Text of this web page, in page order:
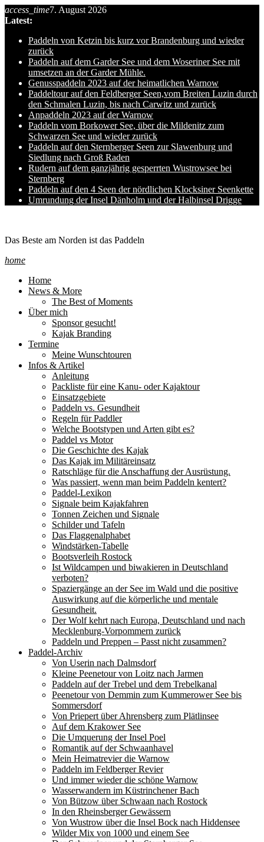
Skip
to
content
access_time7. August 2026
Latest:
Paddeln von Ketzin bis kurz vor Brandenburg und wieder
zurück
Paddeln auf dem Garder See und dem Woseriner See mit
umsetzen an der Garder Mühle.
Genusspaddeln 2023 auf der heimatlichen Warnow
Paddeltour auf den Feldberger Seen,vom Breiten Luzin durch
den Schmalen Luzin, bis nach Carwitz und zurück
Anpaddeln 2023 auf der Warnow
Paddeln vom Borkower See, über die Mildenitz zum
Schwarzen See und wieder zurück
Paddeln auf den Sternberger Seen zur Slawenburg und
Siedlung nach Groß Raden
Rudern auf dem ganzjährig gesperrten Wustrowsee bei
Sternberg
Paddeln auf den 4 Seen der nördlichen Klocksiner Seenkette
Umrundung der Insel Dänholm und der Halbinsel Drigge
Das Beste am Norden ist das Paddeln
home
Home
News & More
The Best of Moments
Über mich
Sponsor gesucht!
Kajak Branding
Termine
Meine Wunschtouren
Infos & Artikel
Anleitung
Packliste für eine Kanu- oder Kajaktour
Einsatzgebiete
Paddeln vs. Gesundheit
Regeln für Paddler
Welche Bootstypen und Arten gibt es?
Paddel vs Motor
Die Geschichte des Kajak
Das Kajak im Militäreinsatz
Ratschläge für die Anschaffung der Ausrüstung.
Was passiert, wenn man beim Paddeln kentert?
Paddel-Lexikon
Signale beim Kajakfahren
Tonnen Zeichen und Signale
Schilder und Tafeln
Das Flaggenalphabet
Windstärken-Tabelle
Bootsverleih Rostock
Ist Wildcampen und biwakieren in Deutschland
verboten?
Spaziergänge an der See im Wald und die positive
Auswirkung auf die körperliche und mentale
Gesundheit.
Der Wolf kehrt nach Europa, Deutschland und nach
Mecklenburg-Vorpommern zurück
Paddeln und Preppen – Passt nicht zusammen?
Paddel-Archiv
Von Userin nach Dalmsdorf
Kleine Peenetour von Loitz nach Jarmen
Paddeln auf der Trebel und dem Trebelkanal
Peenetour von Demmin zum Kummerower See bis
Sommersdorf
Von Priepert über Ahrensberg zum Plätlinsee
Auf dem Krakower See
Die Umquerung der Insel Poel
Romantik auf der Schwaanhavel
Mein Heimatrevier die Warnow
Paddeln im Feldberger Revier
Und immer wieder die schöne Warnow
Wasserwandern im Küstrinchener Bach
Von Bützow über Schwaan nach Rostock
In den Rheinsberger Gewässern
Von Wustrow über die Insel Bock nach Hiddensee
Wilder Mix von 1000 und einem See